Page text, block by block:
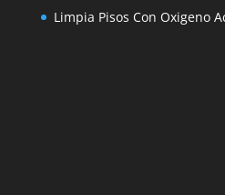
Limpia Pisos Con Oxigeno